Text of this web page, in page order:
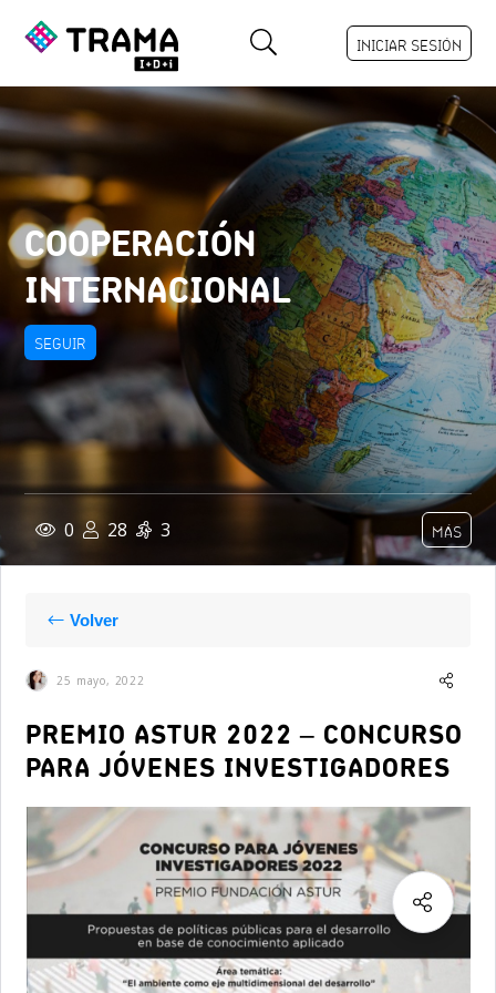
INICIAR SESIÓN
COOPERACIÓN
INTERNACIONAL
SEGUIR
0 28 3 MÁS
Volver
25 mayo, 2022
PREMIO ASTUR 2022 – CONCURSO
PARA JÓVENES INVESTIGADORES